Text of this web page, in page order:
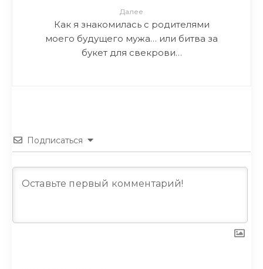
Далее
Как я знакомилась с родителями
моего будущего мужа… или битва за
букет для свекрови…
Подписаться